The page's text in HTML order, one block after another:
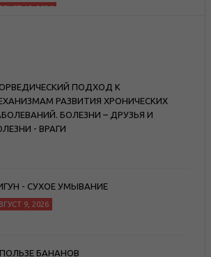
ПОДХОД К
РАЗВИТИЯ ХРОНИЧЕСКИХ
БОЛЕЗНИ – ДРУЗЬЯ И
- ВРАГИ
- СУХОЕ УМЫВАНИЕ
9, 2026
БАНАНОВ